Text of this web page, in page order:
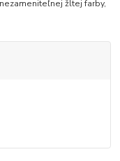
žltej farby,